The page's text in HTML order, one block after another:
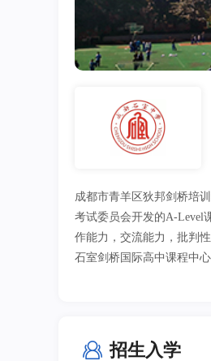
成都市青羊区狄邦剑桥培
考试委员会开发的A-Level
作能力，交流能力，批判
石室剑桥国际高中课程中
招生入学